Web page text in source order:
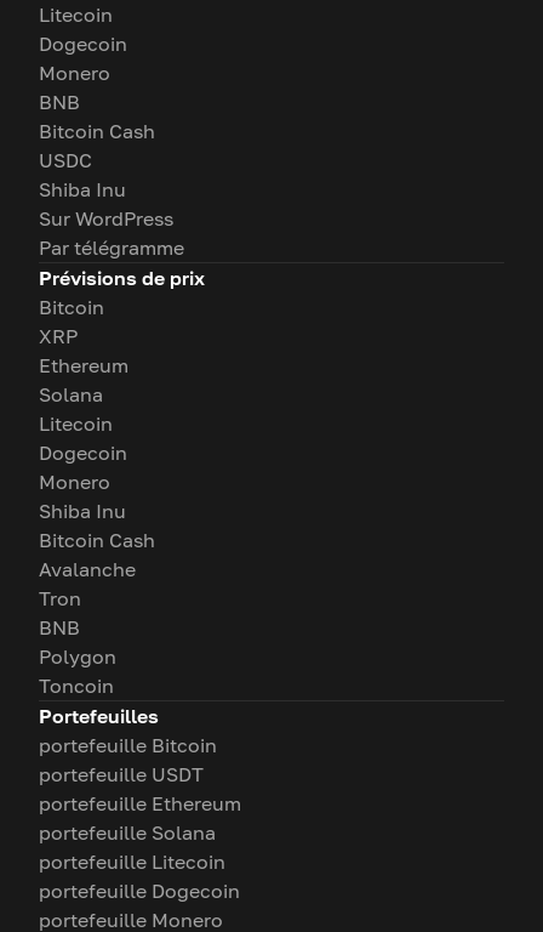
Litecoin
Dogecoin
Monero
BNB
Bitcoin Cash
USDC
Shiba Inu
Sur WordPress
Par télégramme
Prévisions de prix
Bitcoin
XRP
Ethereum
Solana
Litecoin
Dogecoin
Monero
Shiba Inu
Bitcoin Cash
Avalanche
Tron
BNB
Polygon
Toncoin
Portefeuilles
portefeuille Bitcoin
portefeuille USDT
portefeuille Ethereum
portefeuille Solana
portefeuille Litecoin
portefeuille Dogecoin
portefeuille Monero